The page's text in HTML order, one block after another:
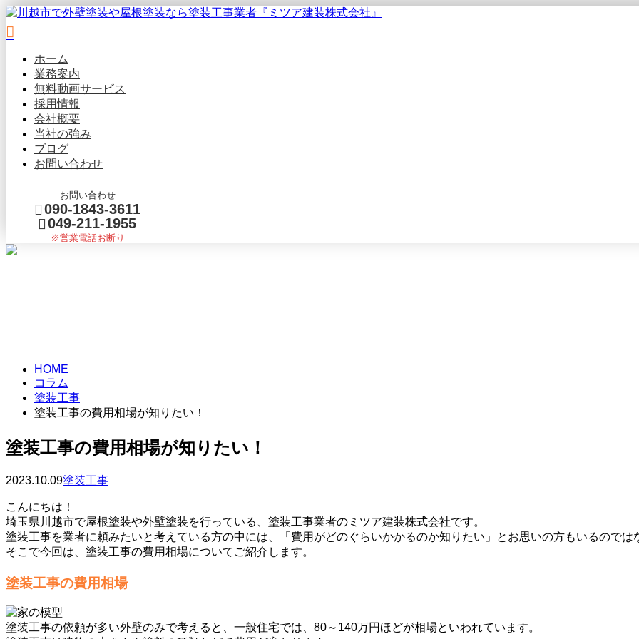
ホーム
業務案内
無料動画サービス
採用情報
会社概要
当社の強み
ブログ
お問い合わせ
お問い合わせ
090-1843-3611
049-211-1955
※営業電話お断り
HOME
コラム
塗装工事
塗装工事の費用相場が知りたい！
塗装工事の費用相場が知りたい！
2023.10.09塗装工事
こんにちは！
埼玉県川越市で屋根塗装や外壁塗装を行っている、塗装工事業者のミツア建装株式会社です。
塗装工事を業者に頼みたいと考えている方の中には、「費用がどのぐらいかかるのか知りたい」とお思いの方もいるのでは
そこで今回は、塗装工事の費用相場についてご紹介します。
塗装工事の費用相場
塗装工事の依頼が多い外壁のみで考えると、一般住宅では、80～140万円ほどが相場といわれています。